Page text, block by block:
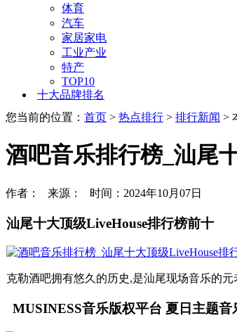
体育
汽车
家居家电
工业产业
特产
TOP10
十大品牌排名
您当前的位置： 首页 > 热点排行 > 排行新闻 >
酒吧音乐排行榜_汕尾
作者： 来源： 时间：2024年10月07日
汕尾十大顶级LiveHouse排行榜前十
克勒酒吧拥有悠久的历史,是汕尾现场音乐的
MUSINESS音乐版权平台 夏日主题